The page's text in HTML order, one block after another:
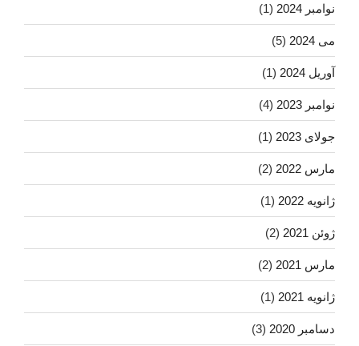
نوامبر 2024 (1)
می 2024 (5)
آوریل 2024 (1)
نوامبر 2023 (4)
جولای 2023 (1)
مارس 2022 (2)
ژانویه 2022 (1)
ژوئن 2021 (2)
مارس 2021 (2)
ژانویه 2021 (1)
دسامبر 2020 (3)